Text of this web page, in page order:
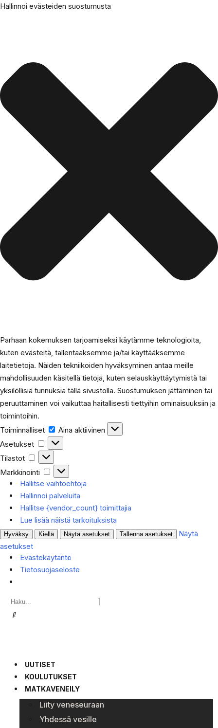
Hallinnoi evästeiden suostumusta
Parhaan kokemuksen tarjoamiseksi käytämme teknologioita,
kuten evästeitä, tallentaaksemme ja/tai käyttääksemme
laitetietoja. Näiden tekniikoiden hyväksyminen antaa meille
mahdollisuuden käsitellä tietoja, kuten selauskäyttäytymistä tai
yksilöllisiä tunnuksia tällä sivustolla. Suostumuksen jättäminen tai
peruuttaminen voi vaikuttaa haitallisesti tiettyihin ominaisuuksiin ja
toimintoihin.
Toiminnalliset
Aina aktiivinen
Asetukset
Tilastot
Markkinointi
Hallitse vaihtoehtoja
Hallinnoi palveluita
Hallitse {vendor_count} toimittajia
Lue lisää näistä tarkoituksista
Hyväksy Kiellä Näytä asetukset Tallenna asetukset
Näytä
asetukset
Evästekäytäntö
Tietosuojaseloste
UUTISET
KOULUTUKSET
MATKAVENEILY
Liity veneseuraan
Yhdessä vesille